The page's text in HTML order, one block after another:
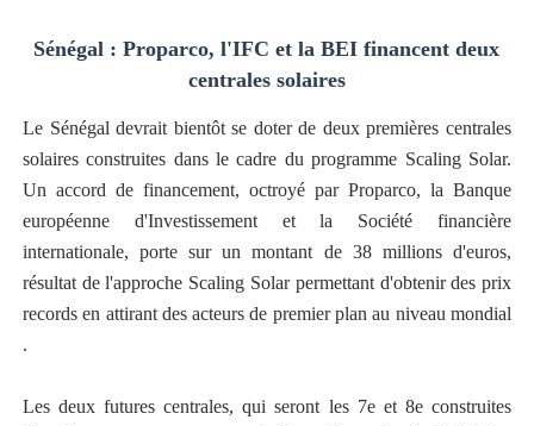
Sénégal : Proparco, l'IFC et la BEI financent deux
centrales solaires
Le Sénégal devrait bientôt se doter de deux premières centrales
solaires construites dans le cadre du programme Scaling Solar.
Un accord de financement, octroyé par Proparco, la Banque
européenne d'Investissement et la Société financière
internationale, porte sur un montant de 38 millions d'euros,
résultat de l'approche Scaling Solar permettant d'obtenir des prix
records en attirant des acteurs de premier plan au niveau mondial
.
Les deux futures centrales, qui seront les 7e et 8e construites